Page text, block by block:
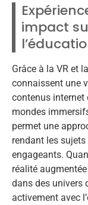
impact
Grâce à la VR et
connaissent une
contenus internet
mondes
permet une
rendant les
engageants.
réalité
dans des univers
activement avec